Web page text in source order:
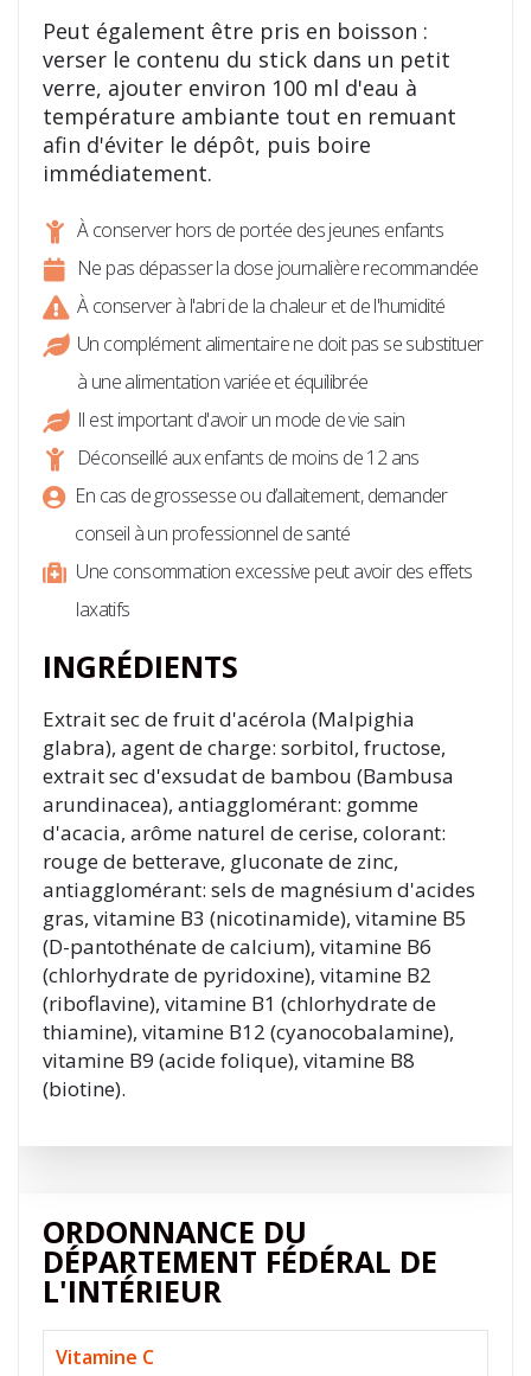
Peut également être pris en boisson :
verser le contenu du stick dans un petit
verre, ajouter environ 100 ml d'eau à
température ambiante tout en remuant
afin d'éviter le dépôt, puis boire
immédiatement.
À conserver hors de portée des jeunes enfants
Ne pas dépasser la dose journalière recommandée
À conserver à l'abri de la chaleur et de l'humidité
Un complément alimentaire ne doit pas se substituer
à une alimentation variée et équilibrée
Il est important d'avoir un mode de vie sain
Déconseillé aux enfants de moins de 12 ans
En cas de grossesse ou d’allaitement, demander
conseil à un professionnel de santé
Une consommation excessive peut avoir des effets
laxatifs
INGRÉDIENTS
Extrait sec de fruit d'acérola (Malpighia
glabra), agent de charge: sorbitol, fructose,
extrait sec d'exsudat de bambou (Bambusa
arundinacea), antiagglomérant: gomme
d'acacia, arôme naturel de cerise, colorant:
rouge de betterave, gluconate de zinc,
antiagglomérant: sels de magnésium d'acides
gras, vitamine B3 (nicotinamide), vitamine B5
(D-pantothénate de calcium), vitamine B6
(chlorhydrate de pyridoxine), vitamine B2
(riboflavine), vitamine B1 (chlorhydrate de
thiamine), vitamine B12 (cyanocobalamine),
vitamine B9 (acide folique), vitamine B8
(biotine).
ORDONNANCE DU
DÉPARTEMENT FÉDÉRAL DE
L'INTÉRIEUR
Vitamine C